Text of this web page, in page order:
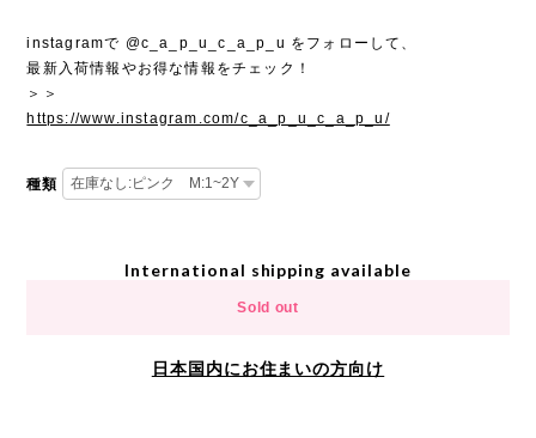
instagramで @c_a_p_u_c_a_p_u をフォローして、
最新入荷情報やお得な情報をチェック！
＞＞
https://www.instagram.com/c_a_p_u_c_a_p_u/
種類
International shipping available
Sold out
日本国内にお住まいの方向け